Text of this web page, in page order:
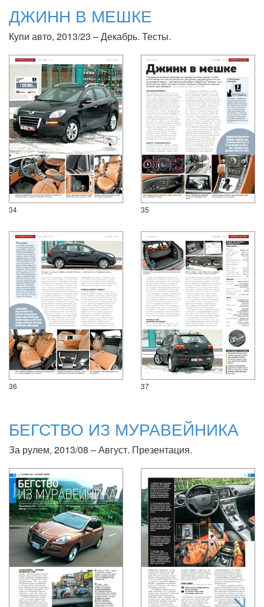
ДЖИНН В МЕШКЕ
Купи авто, 2013/23 – Декабрь. Тесты.
34 35
36 37
БЕГСТВО ИЗ МУРАВЕЙНИКА
За рулем, 2013/08 – Август. Презентация.